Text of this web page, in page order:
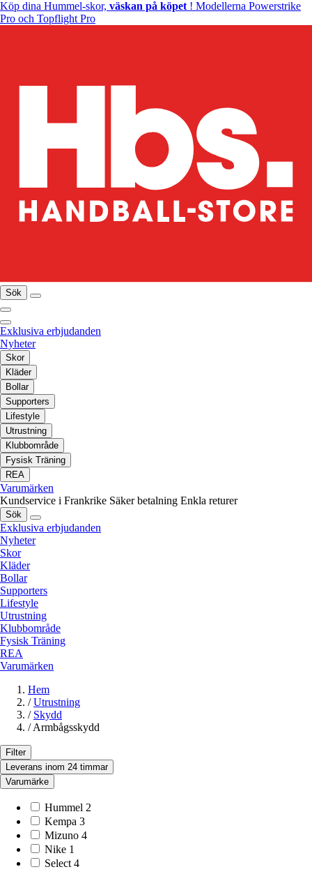
Köp dina Hummel-skor, väskan på köpet ! Modellerna Powerstrike
Pro och Topflight Pro
Sök
Exklusiva erbjudanden
Nyheter
Skor
Kläder
Bollar
Supporters
Lifestyle
Utrustning
Klubbområde
Fysisk Träning
REA
Varumärken
Kundservice i Frankrike Säker betalning Enkla returer
Sök
Exklusiva erbjudanden
Nyheter
Skor
Kläder
Bollar
Supporters
Lifestyle
Utrustning
Klubbområde
Fysisk Träning
REA
Varumärken
Hem
/ Utrustning
/ Skydd
/Armbågsskydd
Filter
Leverans inom 24 timmar
Varumärke
Hummel 2
Kempa 3
Mizuno 4
Nike 1
Select 4